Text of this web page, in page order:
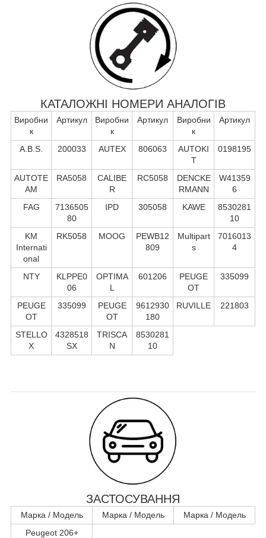
КАТАЛОЖНІ НОМЕРИ АНАЛОГІВ
Виробни
к
Артикул
Виробни
к
Артикул
Виробни
к
Артикул
A.B.S. 200033 AUTEX 806063
AUTOKI
T
0198195
AUTOTE
AM
RA5058
CALIBE
R
RC5058
DENCKE
RMANN
W41359
6
FAG
7136505
80
IPD 305058 KAWE
8530281
10
KM
Internati
onal
RK5058 MOOG
PEWB12
809
Multipart
s
7016013
4
NTY
KLPPE0
06
OPTIMA
L
601206
PEUGE
OT
335099
PEUGE
OT
335099
PEUGE
OT
9612930
180
RUVILLE 221803
STELLO
X
4328518
SX
TRISCA
N
8530281
10
ЗАСТОСУВАННЯ
Марка / Модель Марка / Модель
Марка / Модель
Peugeot 206+